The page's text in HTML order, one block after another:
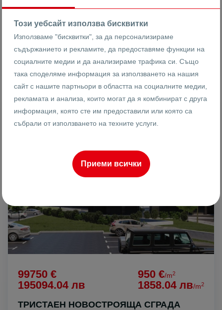
Етаж
Площ
Иван Анадъмски
ПРОДАВА
ИЗГОДЕН
99750 €
195094.04 лв
950 €/m2
1858.04 лв/m2
ТРИСТАЕН НОВОСТРОЯЩА СГРАДА
Този уебсайт използва бисквитки
Използваме "бисквитки", за да персонализираме
съдържанието и рекламите, да предоставяме функции на
социалните медии и да анализираме трафика си. Също
така споделяме информация за използването на нашия
сайт с нашите партньори в областта на социалните медии,
рекламата и анализа, които могат да я комбинират с друга
информация, която сте им предоставили или която са
събрали от използването на техните услуги.
Приеми всички